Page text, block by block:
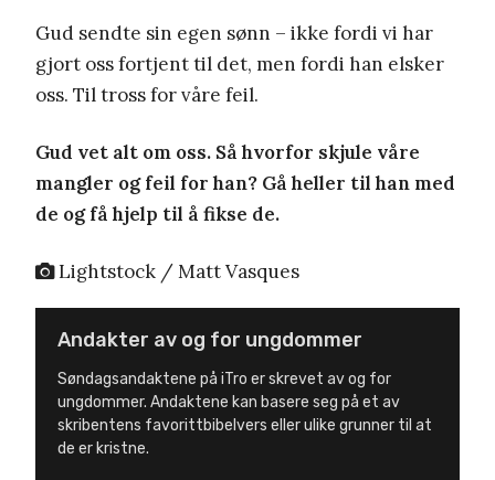
Gud sendte sin egen sønn – ikke fordi vi har
gjort oss fortjent til det, men fordi han elsker
oss. Til tross for våre feil.
Gud vet alt om oss. Så hvorfor skjule våre
mangler og feil for han? Gå heller til han med
de og få hjelp til å fikse de.
Lightstock / Matt Vasques
Andakter av og for ungdommer
Søndagsandaktene på iTro er skrevet av og for
ungdommer. Andaktene kan basere seg på et av
skribentens favorittbibelvers eller ulike grunner til at
de er kristne.